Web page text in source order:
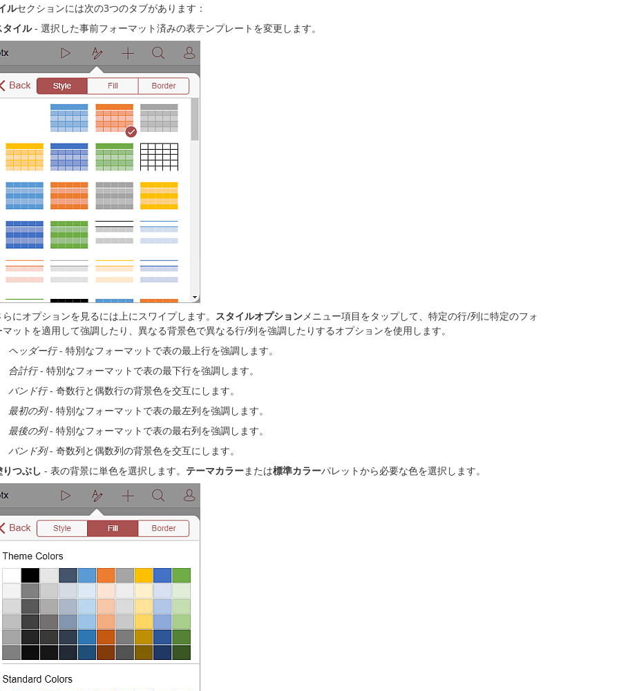
ルセクションには次の3つのタブがあります：
タイル- 選択した事前フォーマット済みの表テンプレートを変更します。
らにオプションを見るには上にスワイプします。 スタイルオプション メニュー項目をタップして、特定の行/列に特定のフォ
マットを適用して強調したり、異なる背景色で異なる行/列を強調したりするオプションを使用します。
ヘッダー行- 特別なフォーマットで表の最上行を強調します。
合計行- 特別なフォーマットで表の最下行を強調します。
バンド行- 奇数行と偶数行の背景色を交互にします。
最初の列- 特別なフォーマットで表の最左列を強調します。
最後の列- 特別なフォーマットで表の最右列を強調します。
バンド列- 奇数列と偶数列の背景色を交互にします。
りつぶし - 表の背景に単色を選択します。 テーマカラーまたは標準カラーパレットから必要な色を選択します。